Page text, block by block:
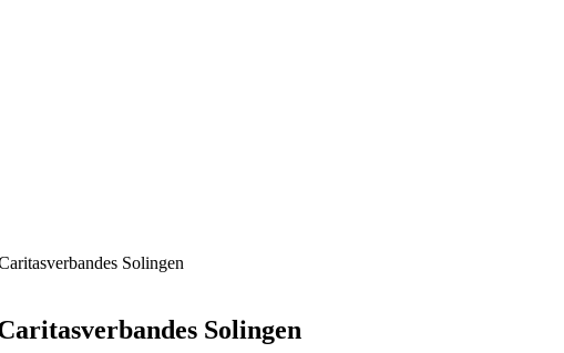
Solingen
Solingen